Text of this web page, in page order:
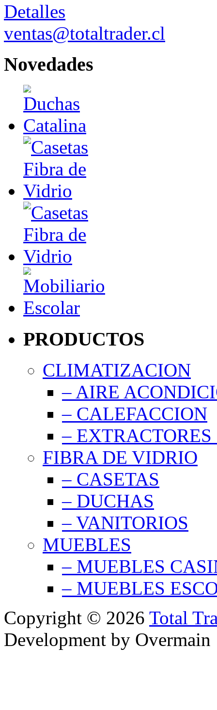
Detalles
ventas@totaltrader.cl
Novedades
PRODUCTOS
CLIMATIZACION
– AIRE
– CALEFACCION
–
FIBRA DE VIDRIO
– CASETAS
– DUCHAS
– VANITORIOS
MUEBLES
– MUEBLES
– MUEBLES
Copyright © 2026 Total
Development by Overmain